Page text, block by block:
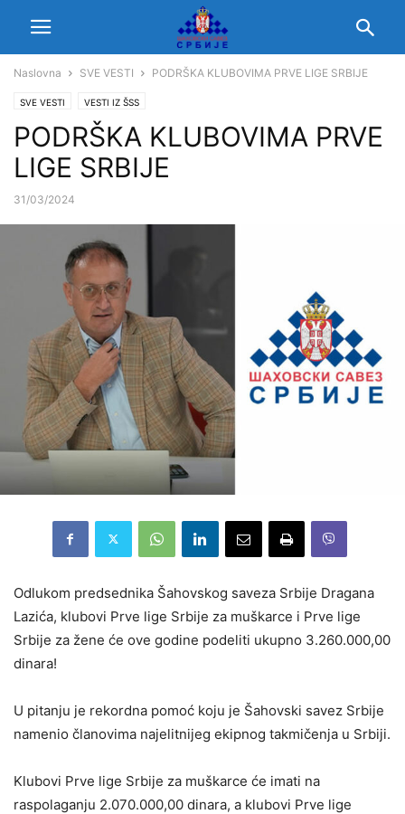
Naslovna SVE VESTI PODRŠKA KLUBOVIMA PRVE LIGE SRBIJE
SVE VESTI VESTI IZ ŠSS
PODRŠKA KLUBOVIMA PRVE
LIGE SRBIJE
31/03/2024
Odlukom predsednika Šahovskog saveza Srbije Dragana
Lazića, klubovi Prve lige Srbije za muškarce i Prve lige
Srbije za žene će ove godine podeliti ukupno 3.260.000,00
dinara!
U pitanju je rekordna pomoć koju je Šahovski savez Srbije
namenio članovima najelitnijeg ekipnog takmičenja u Srbiji.
Klubovi Prve lige Srbije za muškarce će imati na
raspolaganju 2.070.000,00 dinara, a klubovi Prve lige